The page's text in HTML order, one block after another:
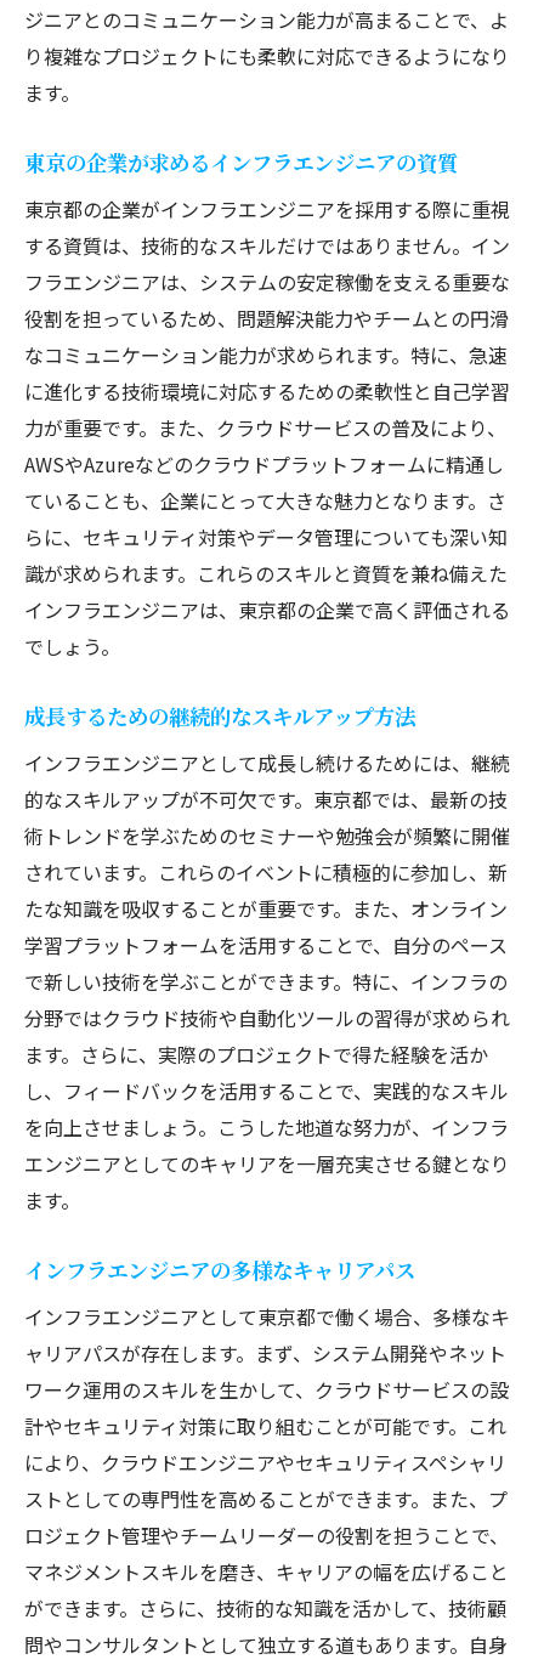
ジニアとのコミュニケーション能力が高まることで、よ
り複雑なプロジェクトにも柔軟に対応できるようになり
ます。
東京の企業が求めるインフラエンジニアの資質
東京都の企業がインフラエンジニアを採用する際に重視
する資質は、技術的なスキルだけではありません。イン
フラエンジニアは、システムの安定稼働を支える重要な
役割を担っているため、問題解決能力やチームとの円滑
なコミュニケーション能力が求められます。特に、急速
に進化する技術環境に対応するための柔軟性と自己学習
力が重要です。また、クラウドサービスの普及により、
AWSやAzureなどのクラウドプラットフォームに精通し
ていることも、企業にとって大きな魅力となります。さ
らに、セキュリティ対策やデータ管理についても深い知
識が求められます。これらのスキルと資質を兼ね備えた
インフラエンジニアは、東京都の企業で高く評価される
でしょう。
成長するための継続的なスキルアップ方法
インフラエンジニアとして成長し続けるためには、継続
的なスキルアップが不可欠です。東京都では、最新の技
術トレンドを学ぶためのセミナーや勉強会が頻繁に開催
されています。これらのイベントに積極的に参加し、新
たな知識を吸収することが重要です。また、オンライン
学習プラットフォームを活用することで、自分のペース
で新しい技術を学ぶことができます。特に、インフラの
分野ではクラウド技術や自動化ツールの習得が求められ
ます。さらに、実際のプロジェクトで得た経験を活か
し、フィードバックを活用することで、実践的なスキル
を向上させましょう。こうした地道な努力が、インフラ
エンジニアとしてのキャリアを一層充実させる鍵となり
ます。
インフラエンジニアの多様なキャリアパス
インフラエンジニアとして東京都で働く場合、多様なキ
ャリアパスが存在します。まず、システム開発やネット
ワーク運用のスキルを生かして、クラウドサービスの設
計やセキュリティ対策に取り組むことが可能です。これ
により、クラウドエンジニアやセキュリティスペシャリ
ストとしての専門性を高めることができます。また、プ
ロジェクト管理やチームリーダーの役割を担うことで、
マネジメントスキルを磨き、キャリアの幅を広げること
ができます。さらに、技術的な知識を活かして、技術顧
問やコンサルタントとして独立する道もあります。自身